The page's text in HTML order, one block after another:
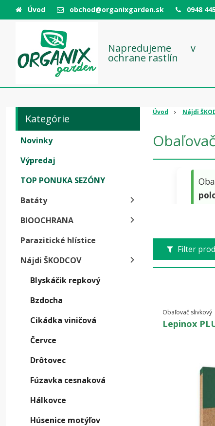
Napredujeme v
ochrane rastlín
Úvod obchod@organixgarden.sk 0948
Úvod Nájdi
Filter
Obaľovač slivkový
Lepinox
Kategórie
Novinky
Výpredaj
TOP PONUKA SEZÓNY
Batáty
BIOOCHRANA
Parazitické hlístice
Nájdi ŠKODCOV
Blyskáčik repkový
Bzdocha
Cikádka viničová
Červce
Drôtovec
Fúzavka cesnaková
Hálkovce
Húsenice motýľov